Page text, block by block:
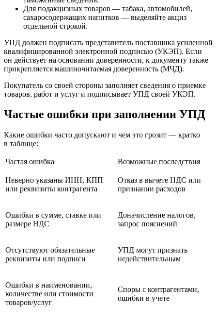
Для подакцизных товаров — табака, автомобилей,
сахаросодержащих напитков — выделяйте акциз
отдельной строкой.
УПД должен подписать представитель поставщика усиленной
квалифицированной электронной подписью (УКЭП). Если
он действует на основании доверенности, к документу также
прикрепляется машиночитаемая доверенность (МЧД).
Покупатель со своей стороны заполняет сведения о приемке
товаров, работ и услуг и подписывает УПД своей УКЭП.
Частые ошибки при заполнении УПД
Какие ошибки часто допускают и чем это грозит — кратко
в таблице:
Частая ошибка Возможные последствия
Неверно указаны ИНН, КПП
или реквизиты контрагента
Отказ в вычете НДС или
признании расходов
Ошибки в сумме, ставке или
размере НДС
Доначисление налогов,
запрос пояснений
Отсутствуют обязательные
реквизиты или подписи
УПД могут признать
недействительным
Ошибки в наименовании,
количестве или стоимости
товаров/услуг
Споры с контрагентами,
ошибки в учете